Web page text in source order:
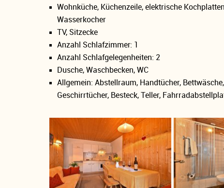
Wohnküche, Küchenzeile, elektrische
Wasserkocher
TV, Sitzecke
Anzahl Schlafzimmer: 1
Anzahl Schlafgelegenheiten: 2
Dusche, Waschbecken, WC
Allgemein: Abstellraum, Handtücher,
Geschirrtücher, Besteck, Teller,